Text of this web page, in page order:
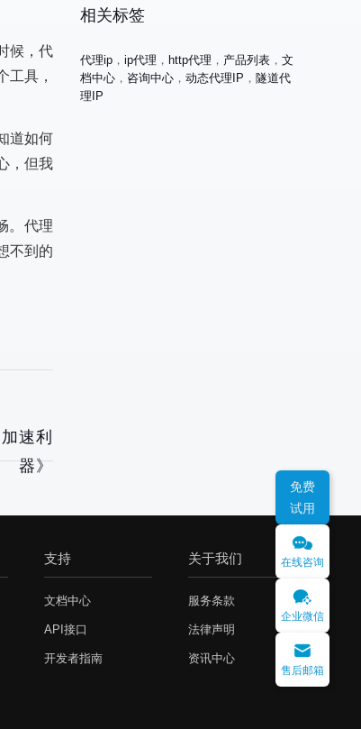
候，代
具，
道如何
，但我
。代理
不到的
速利
器》
相关标签
代理ip ， ip代理 ， http代理 ， 产品列表 ， 文
档中心 ， 咨询中心 ， 动态代理IP ， 隧道代
理IP
支持
文档中心
API接口
开发者指南
关于我们
服务条款
法律声明
资讯中心
免费
试用
在线咨询
企业微信
售后邮箱